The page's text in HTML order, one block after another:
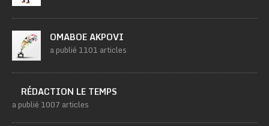
OMABOE AKPOVI
a publié 1101 articles
RÉDACTION LE TEMPS
a publié 1007 articles